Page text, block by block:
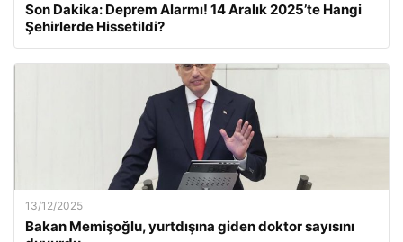
Son Dakika: Deprem Alarmı! 14 Aralık 2025’te Hangi
Şehirlerde Hissetildi?
13/12/2025
Bakan Memişoğlu, yurtdışına giden doktor sayısını